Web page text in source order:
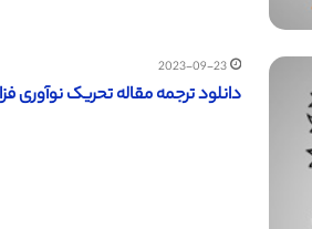
2023-09-23
دانلود ترجمه مقاله تحریک نوآوری